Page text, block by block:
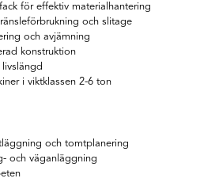
för effektiv materialhantering
och slitage
och avjämning
konstruktion
i viktklassen 2-6 ton
och tomtplanering
och väganläggning